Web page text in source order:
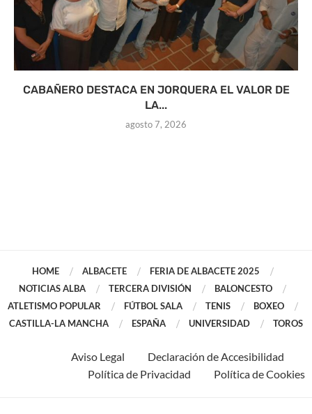
CABAÑERO DESTACA EN JORQUERA EL VALOR DE
LA...
agosto 7, 2026
HOME ALBACETE
FERIA DE ALBACETE 2025
NOTICIAS ALBA
TERCERA DIVISIÓN
BALONCESTO
ATLETISMO POPULAR
FÚTBOL SALA TENIS
BOXEO
CASTILLA-LA MANCHA
ESPAÑA UNIVERSIDAD TOROS
Aviso Legal
Declaración de Accesibilidad
Política de Privacidad
Política de Cookies